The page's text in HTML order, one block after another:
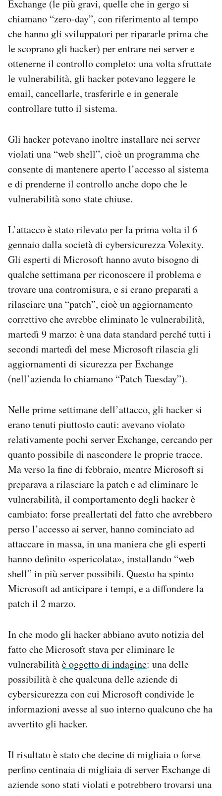
Exchange (le più gravi, quelle che in gergo si
chiamano “zero-day”, con riferimento al tempo
che hanno gli sviluppatori per ripararle prima che
le scoprano gli hacker) per entrare nei server e
ottenerne il controllo completo: una volta sfruttate
le vulnerabilità, gli hacker potevano leggere le
email, cancellarle, trasferirle e in generale
controllare tutto il sistema.
Gli hacker potevano inoltre installare nei server
violati una “web shell”, cioè un programma che
consente di mantenere aperto l’accesso al sistema
e di prenderne il controllo anche dopo che le
vulnerabilità sono state chiuse.
L’attacco è stato rilevato per la prima volta il 6
gennaio dalla società di cybersicurezza Volexity.
Gli esperti di Microsoft hanno avuto bisogno di
qualche settimana per riconoscere il problema e
trovare una contromisura, e si erano preparati a
rilasciare una “patch”, cioè un aggiornamento
correttivo che avrebbe eliminato le vulnerabilità,
martedì 9 marzo: è una data standard perché tutti i
secondi martedì del mese Microsoft rilascia gli
aggiornamenti di sicurezza per Exchange
(nell’azienda lo chiamano “Patch Tuesday”).
Nelle prime settimane dell’attacco, gli hacker si
erano tenuti piuttosto cauti: avevano violato
relativamente pochi server Exchange, cercando per
quanto possibile di nascondere le proprie tracce.
Ma verso la fine di febbraio, mentre Microsoft si
preparava a rilasciare la patch e ad eliminare le
vulnerabilità, il comportamento degli hacker è
cambiato: forse preallertati del fatto che avrebbero
perso l’accesso ai server, hanno cominciato ad
attaccare in massa, in una maniera che gli esperti
hanno definito «spericolata», installando “web
shell” in più server possibili. Questo ha spinto
Microsoft ad anticipare i tempi, e a diffondere la
patch il 2 marzo.
In che modo gli hacker abbiano avuto notizia del
fatto che Microsoft stava per eliminare le
vulnerabilitàè oggetto di indagine: una delle
possibilità è che qualcuna delle aziende di
cybersicurezza con cui Microsoft condivide le
informazioni avesse al suo interno qualcuno che ha
avvertito gli hacker.
Il risultato è stato che decine di migliaia o forse
perfino centinaia di migliaia di server Exchange di
aziende sono stati violati e potrebbero trovarsi una